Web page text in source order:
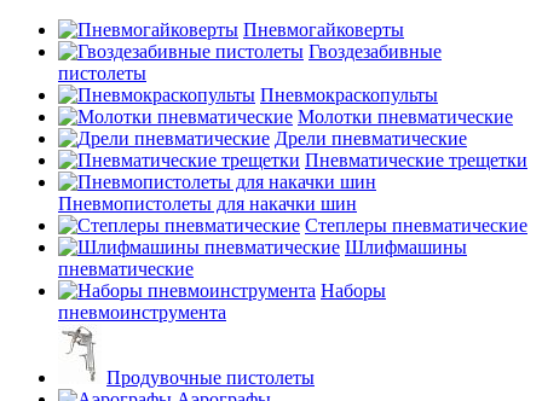
Пневмогайковерты
Гвоздезабивные
пистолеты
Пневмокраскопульты
Молотки пневматические
Дрели пневматические
Пневматические трещетки
Пневмопистолеты для накачки шин
Степлеры пневматические
Шлифмашины
пневматические
Наборы
пневмоинструмента
Продувочные пистолеты